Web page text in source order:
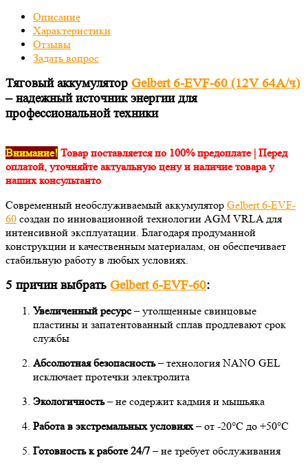
Описание
Характеристики
Отзывы
Задать вопрос
Тяговый аккумулятор Gelbert 6-EVF-60 (12V 64А/ч)
– надежный источник энергии для
профессиональной техники
Внимание! Товар поставляется по 100% предоплате | Перед
оплатой, уточняйте актуальную цену и наличие товара у
наших консультанто
Современный необслуживаемый аккумулятор Gelbert 6-EVF-
60 создан по инновационной технологии AGM VRLA для
интенсивной эксплуатации. Благодаря продуманной
конструкции и качественным материалам, он обеспечивает
стабильную работу в любых условиях.
5 причин выбрать Gelbert 6-EVF-60:
Увеличенный ресурс– утолщенные свинцовые
пластины и запатентованный сплав продлевают срок
службы
Абсолютная безопасность– технология NANO GEL
исключает протечки электролита
Экологичность– не содержит кадмия и мышьяка
Работа в экстремальных условиях– от -20°C до +50°C
Готовность к работе 24/7– не требует обслуживания